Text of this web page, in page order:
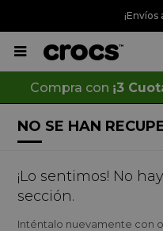

Compra con ¡3
NO SE HAN
¡Lo sentimos! No
sección.
Inténtalo nuevamente con